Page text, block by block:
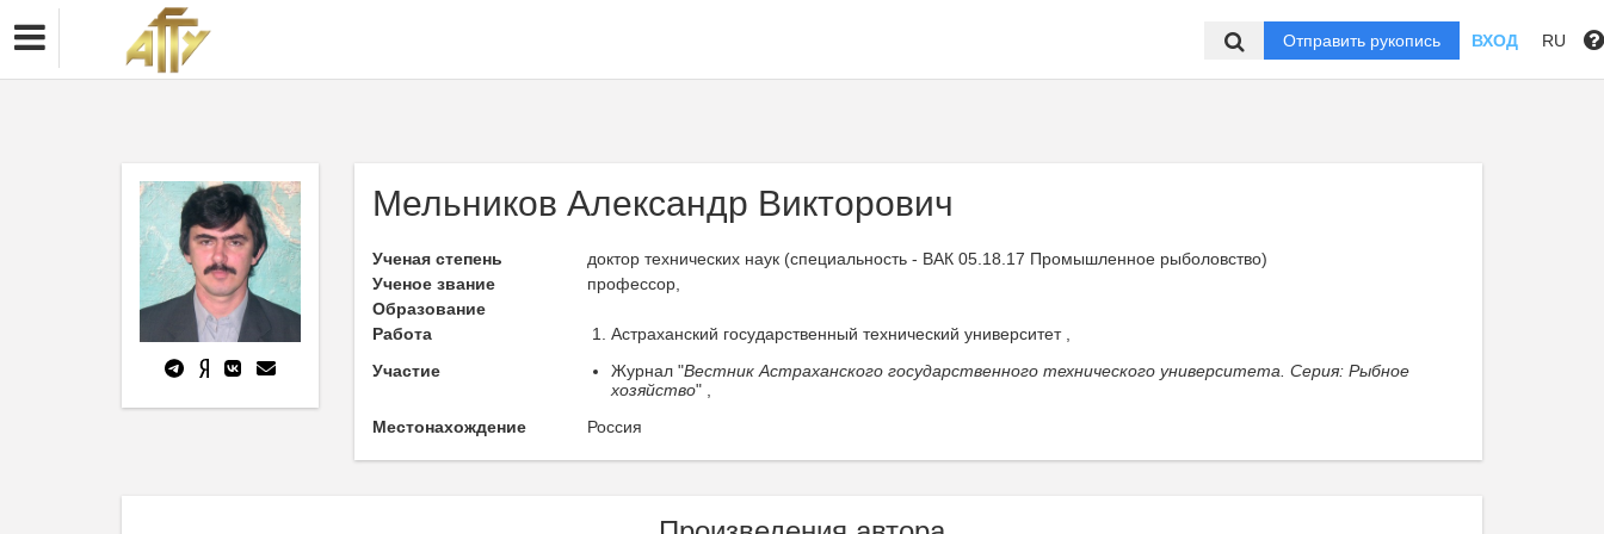
Отправить рукопись ВХОД RU
Мельников Александр Викторович
Ученая степень
доктор технических наук (специальность - ВАК 05.18.17 Промышленное рыболовство)
Ученое звание
профессор,
Образование
Работа
Астраханский государственный технический университет ,
Участие
Журнал "Вестник Астраханского государственного технического университета. Серия: Рыбное
хозяйство" ,
Местонахождение
Россия